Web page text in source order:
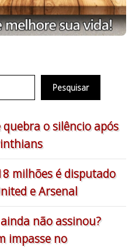
Pesquisar
o silêncio após
milhões é disputado
e Arsenal
não assinou?
impasse no